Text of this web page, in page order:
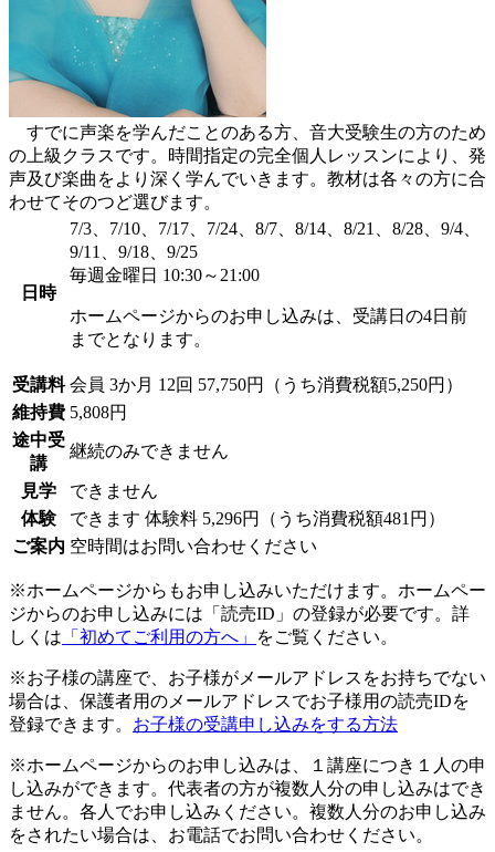
すでに声楽を学んだことのある方、音大受験生の方のため
の上級クラスです。時間指定の完全個人レッスンにより、発
声及び楽曲をより深く学んでいきます。教材は各々の方に合
わせてそのつど選びます。
日時
7/3、7/10、7/17、7/24、8/7、8/14、8/21、8/28、9/4、
9/11、9/18、9/25
毎週金曜日 10:30～21:00
ホームページからのお申し込みは、受講日の4日前
までとなります。
受講料 会員 3か月 12回 57,750円（うち消費税額5,250円）
維持費 5,808円
途中受
講
継続のみできません
見学
できません
体験
できます 体験料 5,296円（うち消費税額481円）
ご案内 空時間はお問い合わせください
※ホームページからもお申し込みいただけます。ホームペー
ジからのお申し込みには「読売ID」の登録が必要です。詳
しくは 「初めてご利用の方へ」 をご覧ください。
※お子様の講座で、お子様がメールアドレスをお持ちでない
場合は、保護者用のメールアドレスでお子様用の読売IDを
登録できます。 お子様の受講申し込みをする方法
※ホームページからのお申し込みは、１講座につき１人の申
し込みができます。代表者の方が複数人分の申し込みはでき
ません。各人でお申し込みください。複数人分のお申し込み
をされたい場合は、お電話でお問い合わせください。